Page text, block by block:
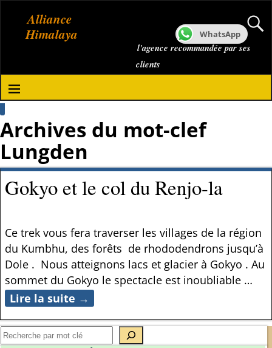
Alliance
Himalaya
l'agence recommandée par ses
clients
Archives du mot-clef
Lungden
Gokyo et le col du Renjo-la
Ce trek vous fera traverser les villages de la région
du Kumbhu, des forêts de rhododendrons jusqu’à
Dole . Nous atteignons lacs et glacier à Gokyo . Au
sommet du Gokyo le spectacle est inoubliable …
Lire la suite →
WhatsApp